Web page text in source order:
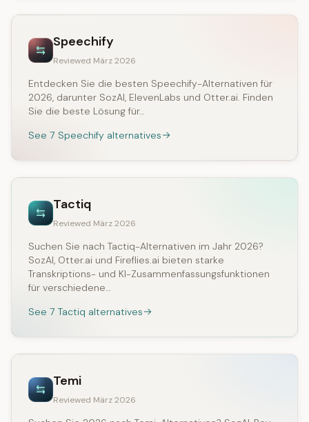
Speechify
Reviewed März 2026
Entdecken Sie die besten Speechify-Alternativen für
2026, darunter SozAI, ElevenLabs und Otter.ai. Finden
Sie die beste Lösung für…
See 7 Speechify alternatives
Tactiq
Reviewed März 2026
Suchen Sie nach Tactiq-Alternativen im Jahr 2026?
SozAI, Otter.ai und Fireflies.ai bieten starke
Transkriptions- und KI-Zusammenfassungsfunktionen
für verschiedene…
See 7 Tactiq alternatives
Temi
Reviewed März 2026